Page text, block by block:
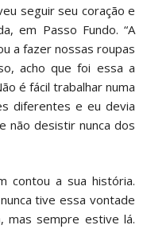
seguir seu coração e
em Passo Fundo. “A
a fazer nossas roupas
acho que foi essa a
é fácil trabalhar numa
diferentes e eu devia
não desistir nunca dos
contou a sua história.
tive essa vontade
mas sempre estive lá.